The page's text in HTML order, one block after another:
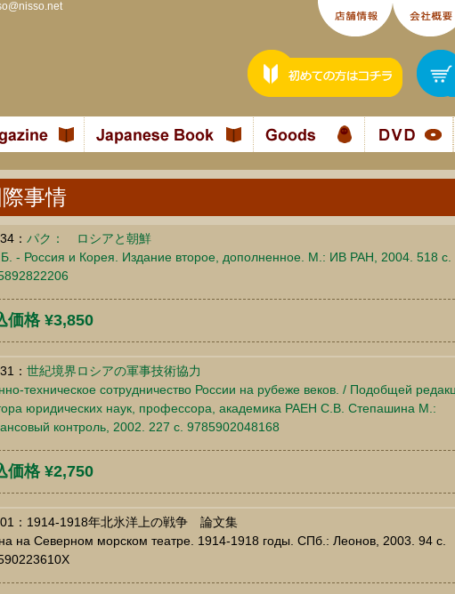
事情
： パク： ロシアと朝鮮
- Россия и Корея. Издание второе, дополненное. М.: ИВ РАН, 2004. 518 c.
価格 ¥3,850
： 世紀境界ロシアの軍事技術協力
техническое сотрудничество России на рубеже веков. / Подобщей
юридических наук, профессора, академика РАЕН С.В. Степашина М.:
контроль, 2002. 227 c. 9785902048168
価格 ¥2,750
：1914-1918年北氷洋上の戦争 論文集
на Северном морском театре. 1914-1918 годы. СПб.: Леонов, 2003. 94 c.